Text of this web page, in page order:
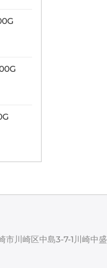
川崎区中島3-7-1川崎中盛